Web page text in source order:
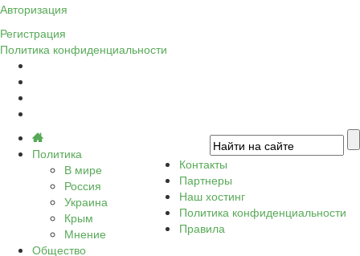
Авторизация
Регистрация
Политика конфиденциальности
Политика
В мире
Россия
Украина
Крым
Мнение
Общество
Контакты
Партнеры
Наш хостинг
Политика конфиденциальности
Правила